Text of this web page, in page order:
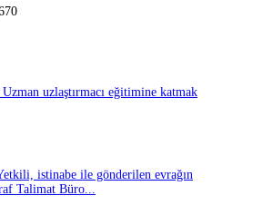
uzlaştırmacı eğitimine katmak
istinabe ile gönderilen evrağın
Talimat Büro...